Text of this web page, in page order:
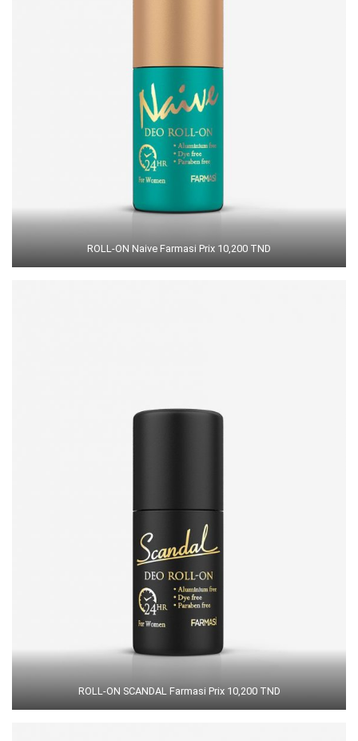
ROLL-ON Naive Farmasi Prix 10,200 TND
ROLL-ON SCANDAL Farmasi Prix 10,200 TND